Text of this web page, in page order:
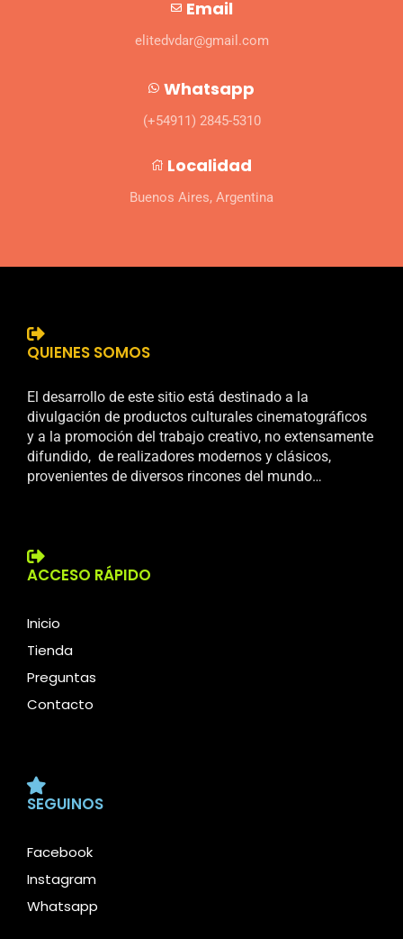
Email
elitedvdar@gmail.com
Whatsapp
(+54911) 2845-5310
Localidad
Buenos Aires, Argentina
QUIENES SOMOS
El desarrollo de este sitio está destinado a la
divulgación de productos culturales cinematográficos
y a la promoción del trabajo creativo, no extensamente
difundido, de realizadores modernos y clásicos,
provenientes de diversos rincones del mundo…
ACCESO RÁPIDO
Inicio
Tienda
Preguntas
Contacto
SEGUINOS
Facebook
Instagram
Whatsapp